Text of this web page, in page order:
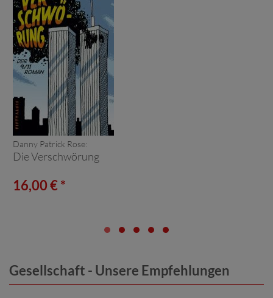
Danny Patrick Rose:
Die Verschwörung
16,00 € *
Gesellschaft - Unsere Empfehlungen